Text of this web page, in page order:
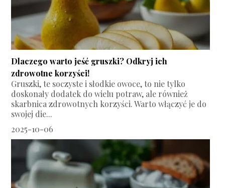
Dlaczego warto jeść gruszki? Odkryj ich
zdrowotne korzyści!
Gruszki, te soczyste i słodkie owoce, to nie tylko
doskonały dodatek do wielu potraw, ale również
skarbnica zdrowotnych korzyści. Warto włączyć je do
swojej die...
2025-10-06